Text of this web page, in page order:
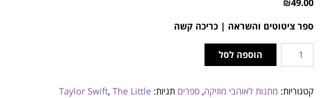
₪49.00
ספר ציטוטים והשראה | כריכה קשה
הוספה לסל
קטגוריות: מתנות לאוהבי מוזיקה, ספרים תגיות: Taylor Swift, The Little